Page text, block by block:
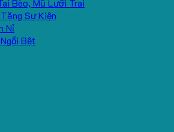
Bèo, Mũ Lưỡi Trai
Sự Kiện
Nỉ
Bệt